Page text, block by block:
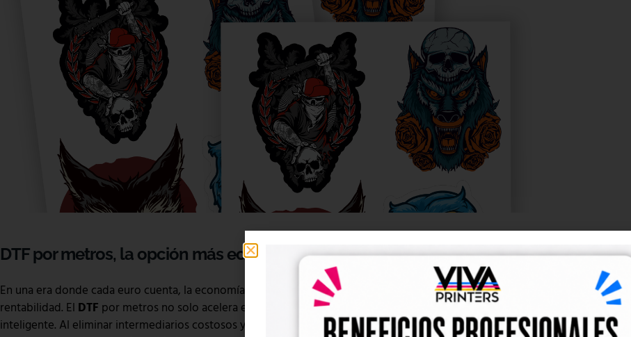
DTF por metros, la opción más económica para empresas
En una era donde cada euro cuenta, la economía se convierte en una palanca estratégica para potenciar la
rentabilidad. El DTF por metros no solo acelera el proceso, sino que también es económicamente
inteligente. Al eliminar intermediarios costosos y optimizar la cadena de producción,Vivadtf.com lidera